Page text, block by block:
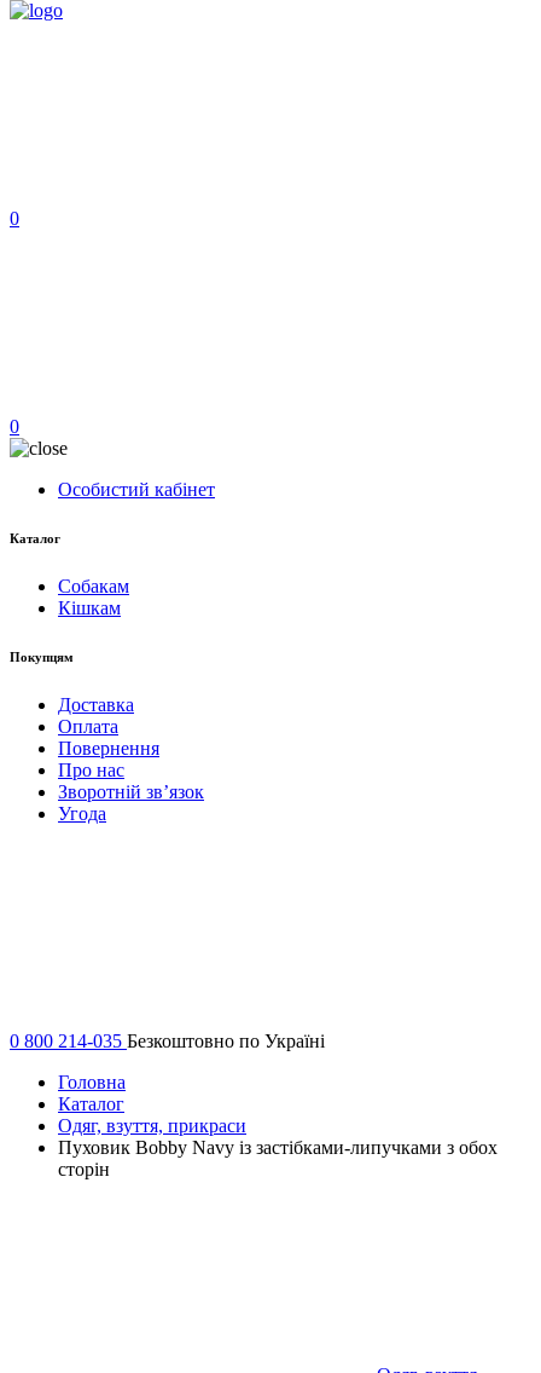
0
0
Особистий кабінет
Каталог
Собакам
Кішкам
Покупцям
Доставка
Оплата
Повернення
Про нас
Зворотній зв’язок
Угода
0 800 214-035 Безкоштовно по Україні
Головна
Каталог
Одяг, взуття, прикраси
Пуховик Bobby Navy із застібками-липучками з обох
сторін